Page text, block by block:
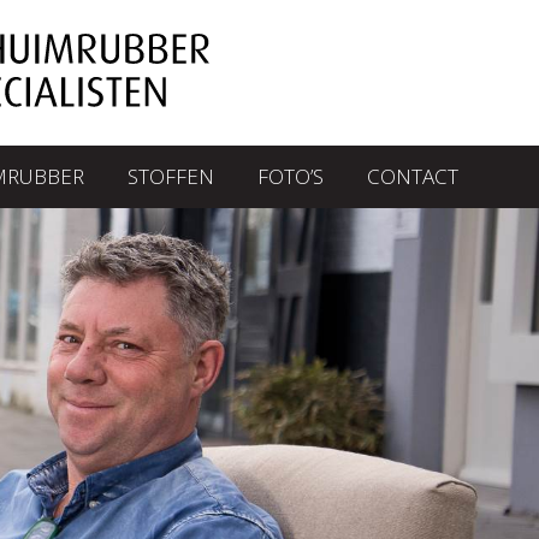
STOFFEN FOTO’S CONTACT